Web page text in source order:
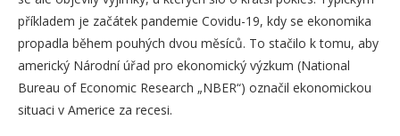
příkladem je začátek pandemie Covidu-19, kdy se ekonomika
propadla během pouhých dvou měsíců. To stačilo k tomu, aby
americký Národní úřad pro ekonomický výzkum (National
Bureau of Economic Research „NBER“) označil ekonomickou
situaci v Americe za recesi.